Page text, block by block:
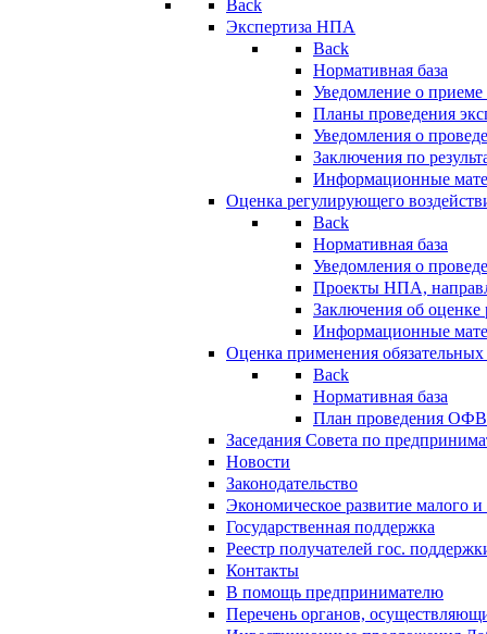
Back
Экспертиза НПА
Back
Нормативная база
Уведомление о
Планы проведения
Уведомления о
Заключения по
Информационные
Оценка регулирующего
Back
Нормативная база
Уведомления о
Проекты НПА,
Заключения об
Информационные
Оценка применения
Back
Нормативная база
План проведения
Заседания Совета по
Новости
Законодательство
Экономическое развитие малого и
Государственная поддержка
Реестр получателей гос.
Контакты
В помощь предпринимателю
Перечень органов,